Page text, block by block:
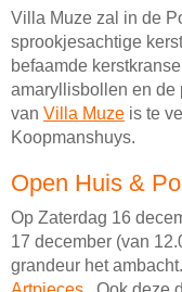
Villa Muze zal in de
sprookjesachtige
befaamde
amaryllisbollen en de
van Villa Muze is te
Koopmanshuys.
Open Huis &
Op Zaterdag 16
17 december (van
grandeur het